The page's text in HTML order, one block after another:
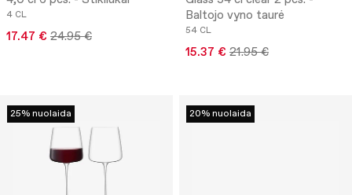
4 CL
17.47 € 24.95 €
Baltojo vyno taurė
54 CL
15.37 € 21.95 €
25% nuolaida 20% nuolaida